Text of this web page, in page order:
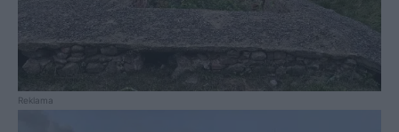
Reklama